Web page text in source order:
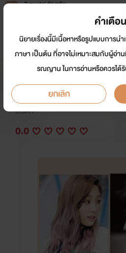
Tunwalai ธัญวลัย
หน้าแรก นิยาย อีบุ๊ก
ห้ามยุ่งกับผู้หญิงขอ
นักเขียน: Pinnypinbee
อีโรติก
0.0
คำเตือน
นิยายเรื่องนี้มีเนื้อหาหรือรูปแบบการน
ภาษา เป็นต้น ที่อาจไม่เหมาะสมกับผู้อ่า
รณญาน ในการอ่านหรือควรได้
ยกเลิก